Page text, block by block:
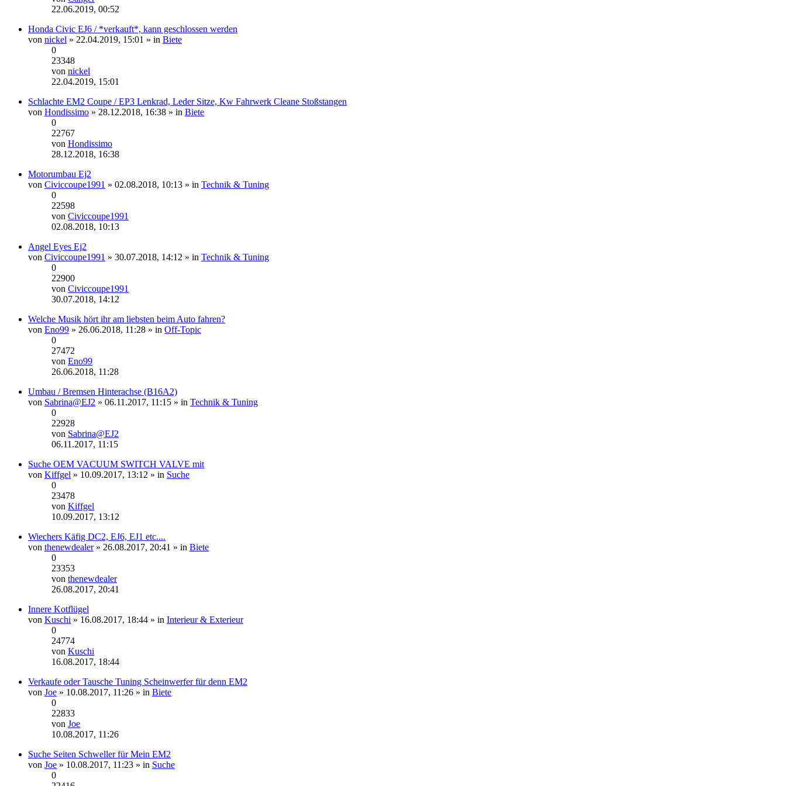
Neuester
22.06.2019, 00:52
Honda Civic EJ6 / *verkauft*, kann geschlossen werden
von nickel » 22.04.2019, 15:01 » in Biete
0
23348
von nickel
Neuester
22.04.2019, 15:01
Schlachte EM2 Coupe / EP3 Lenkrad, Leder Sitze, Kw Fahrwerk Cleane Stoßstangen
von Hondissimo » 28.12.2018, 16:38 » in Biete
0
22767
von Hondissimo
28.12.2018, 16:38
Motorumbau Ej2
von Civiccoupe1991 » 02.08.2018, 10:13 » in Technik & Tuning
0
22598
von Civiccoupe1991
02.08.2018, 10:13
Angel Eyes Ej2
von Civiccoupe1991 » 30.07.2018, 14:12 » in Technik & Tuning
0
22900
von Civiccoupe1991
30.07.2018, 14:12
Welche Musik hört ihr am liebsten beim Auto fahren?
von Eno99 » 26.06.2018, 11:28 » in Off-Topic
0
27472
von Eno99
Neuester
26.06.2018, 11:28
Umbau / Bremsen Hinterachse (B16A2)
von Sabrina@EJ2 » 06.11.2017, 11:15 » in Technik & Tuning
0
22928
von Sabrina@EJ2
06.11.2017, 11:15
Suche OEM VACUUM SWITCH VALVE mit
von Kiffgel » 10.09.2017, 13:12 » in Suche
0
23478
von Kiffgel
Neuester
10.09.2017, 13:12
Wiechers Käfig DC2, EJ6, EJ1 etc....
von thenewdealer» 26.08.2017, 20:41 » in Biete
0
23353
von thenewdealer
26.08.2017, 20:41
Innere Kotflügel
von Kuschi » 16.08.2017, 18:44 » in Interieur & Exterieur
0
24774
von Kuschi
Neuester
16.08.2017, 18:44
Verkaufe oder Tausche Tuning Scheinwerfer für denn EM2
von Joe » 10.08.2017, 11:26 » in Biete
0
22833
von Joe
Neuester
10.08.2017, 11:26
Suche Seiten Schweller für Mein EM2
von Joe » 10.08.2017, 11:23 » in Suche
0